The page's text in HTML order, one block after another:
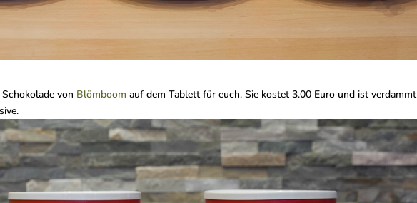
von Blömboom auf dem Tablett für euch. Sie kostet 3.00 Euro und ist verdammt